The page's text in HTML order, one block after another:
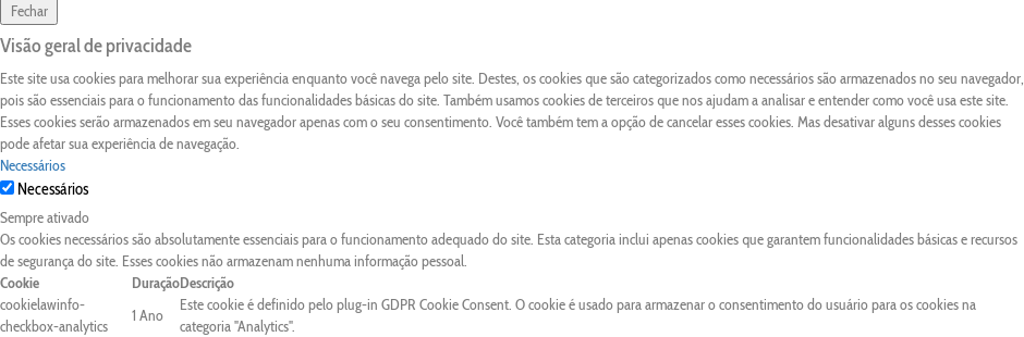
Fechar
Visão geral de privacidade
Este site usa cookies para melhorar sua experiência enquanto você navega pelo site. Destes, os cookies que são categorizados como necessários são armazenados no seu navegador,
pois são essenciais para o funcionamento das funcionalidades básicas do site. Também usamos cookies de terceiros que nos ajudam a analisar e entender como você usa este site.
Esses cookies serão armazenados em seu navegador apenas com o seu consentimento. Você também tem a opção de cancelar esses cookies. Mas desativar alguns desses cookies
pode afetar sua experiência de navegação.
Necessários
Necessários
Sempre ativado
Os cookies necessários são absolutamente essenciais para o funcionamento adequado do site. Esta categoria inclui apenas cookies que garantem funcionalidades básicas e recursos
de segurança do site. Esses cookies não armazenam nenhuma informação pessoal.
Cookie
DuraçãoDescrição
cookielawinfo-
checkbox-analytics
1 Ano
Este cookie é definido pelo plug-in GDPR Cookie Consent. O cookie é usado para armazenar o consentimento do usuário para os cookies na
categoria "Analytics".